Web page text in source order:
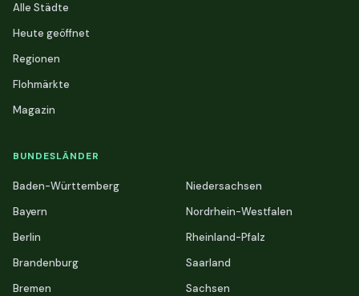
Alle Städte
Heute geöffnet
Regionen
Flohmärkte
Magazin
BUNDESLÄNDER
Baden-Württemberg
Bayern
Berlin
Brandenburg
Bremen
Niedersachsen
Nordrhein-Westfalen
Rheinland-Pfalz
Saarland
Sachsen